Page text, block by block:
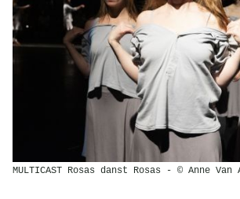
MULTICAST Rosas danst Rosas - © Anne Van